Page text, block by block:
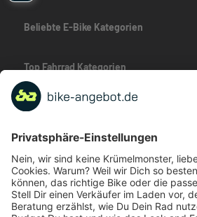
Beliebte E-Bike Kategorien
Top Fahrrad Kategorien
Beliebte Fahrrad-Kategorien
Marken-Highlights
TOP-Marken